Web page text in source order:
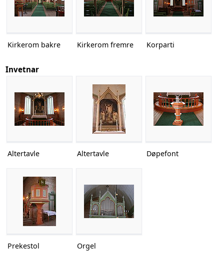
Kirkerom bakre Kirkerom fremre Korparti
Invetnar
Altertavle Altertavle Døpefont
Prekestol Orgel